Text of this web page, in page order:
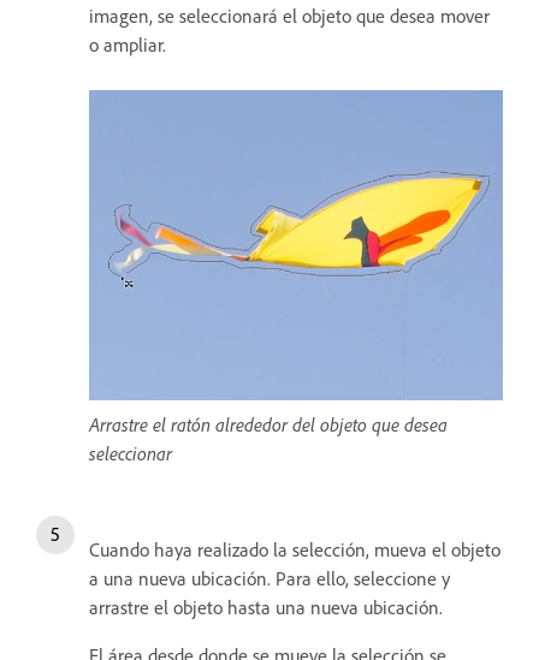
imagen, se seleccionará el objeto que desea mover
o ampliar.
Arrastre el ratón alrededor del objeto que desea
seleccionar
Cuando haya realizado la selección, mueva el objeto
a una nueva ubicación. Para ello, seleccione y
arrastre el objeto hasta una nueva ubicación.